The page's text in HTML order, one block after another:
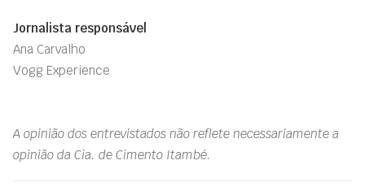
Jornalista responsável
Ana Carvalho
Vogg Experience
A opinião dos entrevistados não reflete necessariamente a
opinião da Cia. de Cimento Itambé.